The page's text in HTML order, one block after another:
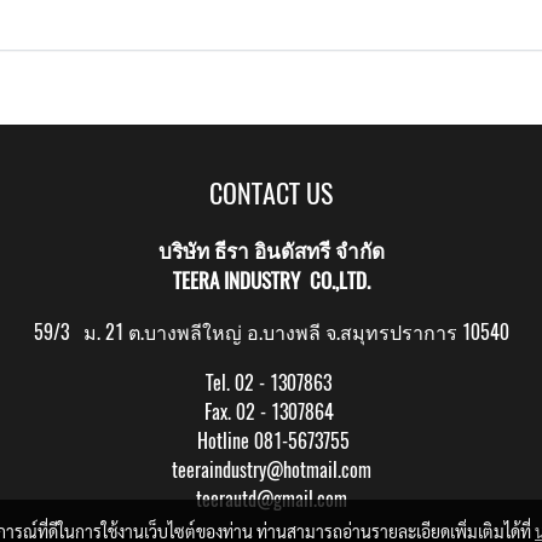
CONTACT US
บริษัท ธีรา อินดัสทรี จำกัด
TEERA INDUSTRY CO.,LTD.
59/3 ม. 21 ต.บางพลีใหญ่ อ.บางพลี จ.สมุทรปราการ 10540
Tel. 02 - 1307863
Fax. 02 - 1307864
Hotline 081-5673755
teeraindustry@hotmail.com
teerautd@gmail.com
ณ์ที่ดีในการใช้งานเว็บไซต์ของท่าน ท่านสามารถอ่านรายละเอียดเพิ่มเติมได้ที่